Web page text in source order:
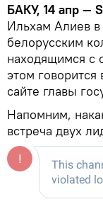
БАКУ, 14 апр —
Ильхам Алиев в
белорусским
находящимся с
этом говорится
сайте главы
Напомним,
встреча двух